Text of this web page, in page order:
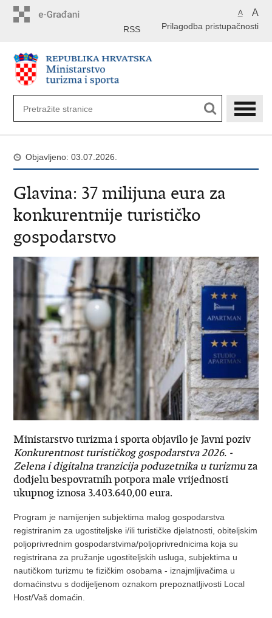
A A
Prilagodba pristupačnosti
RSS
Objavljeno: 03.07.2026.
Glavina: 37 milijuna eura za
konkurentnije turističko
gospodarstvo
Ministarstvo turizma i sporta objavilo je Javni poziv
Konkurentnost turističkog gospodarstva 2026. -
Zelena i digitalna tranzicija poduzetnika u turizmuza
dodjelu bespovratnih potpora male vrijednosti
ukupnog iznosa 3.403.640,00 eura.
Program je namijenjen subjektima malog gospodarstva
registriranim za ugostiteljske i/ili turističke djelatnosti, obiteljskim
poljoprivrednim gospodarstvima/poljoprivrednicima koja su
registrirana za pružanje ugostiteljskih usluga, subjektima u
nautičkom turizmu te fizičkim osobama - iznajmljivačima u
domaćinstvu s dodijeljenom oznakom prepoznatljivosti Local
Host/Vaš domaćin.